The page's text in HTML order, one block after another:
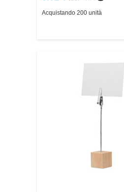
Acquistando 200 unità